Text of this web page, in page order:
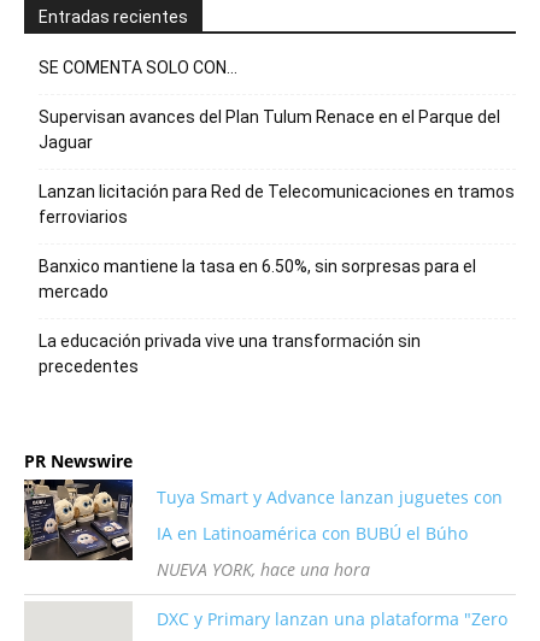
Entradas recientes
SE COMENTA SOLO CON…
Supervisan avances del Plan Tulum Renace en el Parque del
Jaguar
Lanzan licitación para Red de Telecomunicaciones en tramos
ferroviarios
Banxico mantiene la tasa en 6.50%, sin sorpresas para el
mercado
La educación privada vive una transformación sin
precedentes
PR Newswire
Tuya Smart y Advance lanzan juguetes con
IA en Latinoamérica con BUBÚ el Búho
NUEVA YORK, hace una hora
DXC y Primary lanzan una plataforma "Zero